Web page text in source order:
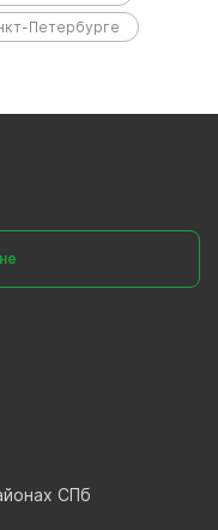
Петербурге
СПб